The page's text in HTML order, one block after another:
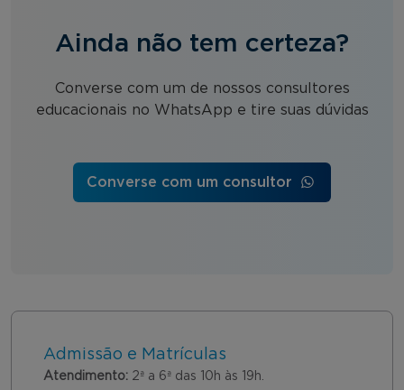
Ainda não tem certeza?
Converse com um de nossos consultores
educacionais no WhatsApp e tire suas dúvidas
Converse com um consultor
Admissão e Matrículas
Atendimento: 2ª a 6ª das 10h às 19h.